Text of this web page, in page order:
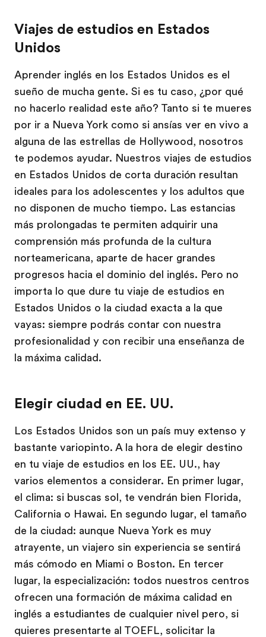
Viajes de estudios en Estados
Unidos
Aprender inglés en los Estados Unidos es el
sueño de mucha gente. Si es tu caso, ¿por qué
no hacerlo realidad este año? Tanto si te mueres
por ir a Nueva York como si ansías ver en vivo a
alguna de las estrellas de Hollywood, nosotros
te podemos ayudar. Nuestros viajes de estudios
en Estados Unidos de corta duración resultan
ideales para los adolescentes y los adultos que
no disponen de mucho tiempo. Las estancias
más prolongadas te permiten adquirir una
comprensión más profunda de la cultura
norteamericana, aparte de hacer grandes
progresos hacia el dominio del inglés. Pero no
importa lo que dure tu viaje de estudios en
Estados Unidos o la ciudad exacta a la que
vayas: siempre podrás contar con nuestra
profesionalidad y con recibir una enseñanza de
la máxima calidad.
Elegir ciudad en EE. UU.
Los Estados Unidos son un país muy extenso y
bastante variopinto. A la hora de elegir destino
en tu viaje de estudios en los EE. UU., hay
varios elementos a considerar. En primer lugar,
el clima: si buscas sol, te vendrán bien Florida,
California o Hawai. En segundo lugar, el tamaño
de la ciudad: aunque Nueva York es muy
atrayente, un viajero sin experiencia se sentirá
más cómodo en Miami o Boston. En tercer
lugar, la especialización: todos nuestros centros
ofrecen una formación de máxima calidad en
inglés a estudiantes de cualquier nivel pero, si
quieres presentarte al TOEFL, solicitar la